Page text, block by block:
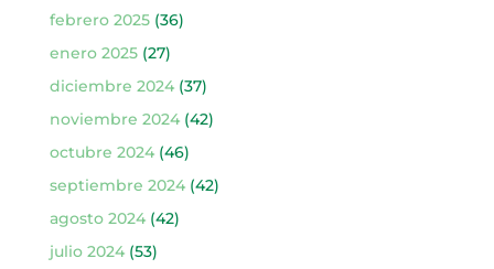
febrero 2025(36)
enero 2025(27)
diciembre 2024(37)
noviembre 2024(42)
octubre 2024(46)
septiembre 2024(42)
agosto 2024(42)
julio 2024(53)